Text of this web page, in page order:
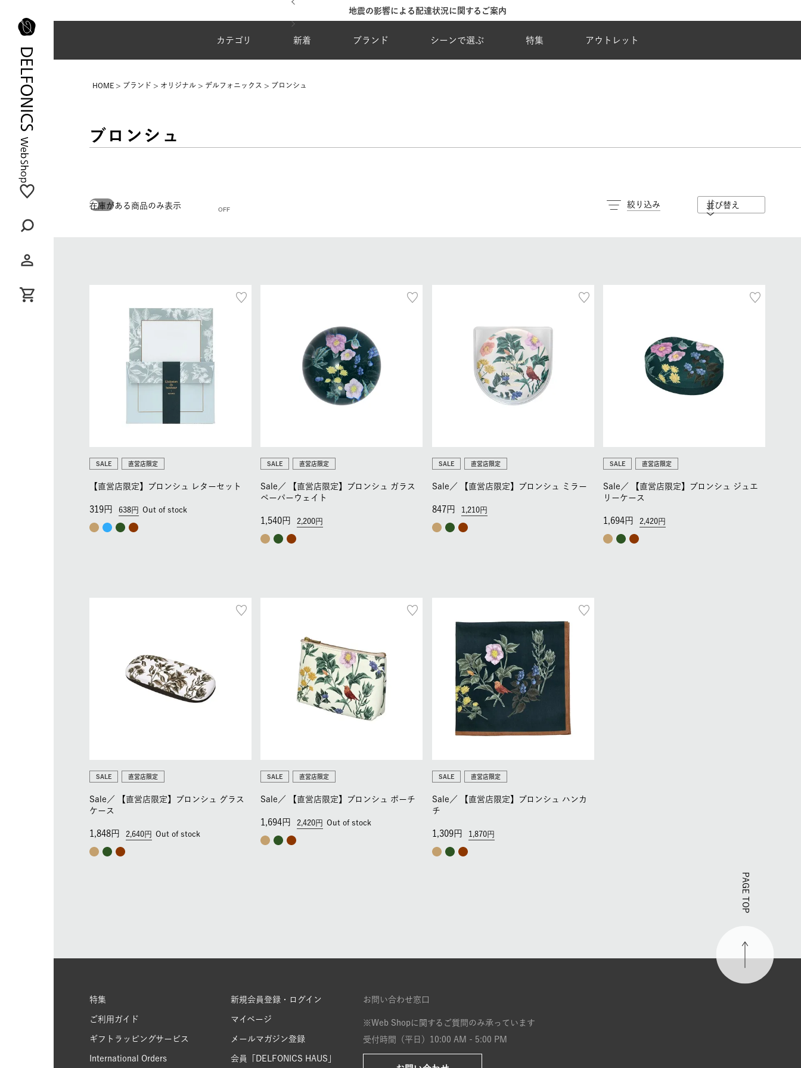
地震の影響による配達状況に関するご案内
カテゴリ 新着 ブランド シーンで選ぶ 特集 アウトレット
HOME ブランド オリジナル デルフォニックス ブロンシュ
ブロンシュ
在庫がある商品のみ表示 絞り込み 並び替え
SALE 直営店限定
【直営店限定】ブロンシュ レターセット
638
319 Out of stock
SALE 直営店限定
Sale／
【直営店限定】ブロンシュ ガラス
ペーパーウェイト
2,200
1,540
SALE 直営店限定
Sale／ 【直営店限定】ブロンシュ ミラー
1,210
847
SALE 直営店限定
Sale／
【直営店限定】ブロンシュ ジュエ
リーケース
2,420
1,694
SALE 直営店限定
Sale／
【直営店限定】ブロンシュ グラス
ケース
2,640
1,848 Out of stock
SALE 直営店限定
Sale／ 【直営店限定】ブロンシュ ポーチ
2,420
1,694 Out of stock
SALE 直営店限定
Sale／
【直営店限定】ブロンシュ ハンカ
チ
1,870
1,309
PAGE TOP
特集
ご利用ガイド
ギフトラッピングサービス
International Orders
新規会員登録・ログイン
マイページ
メールマガジン登録
会員「DELFONICS HAUS」
お問い合わせ窓口
※Web Shopに関するご質問のみ承っています
受付時間（平日）10:00 AM - 5:00 PM